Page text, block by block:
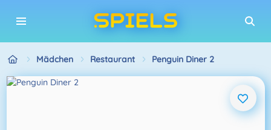
Mädchen Restaurant Penguin Diner 2